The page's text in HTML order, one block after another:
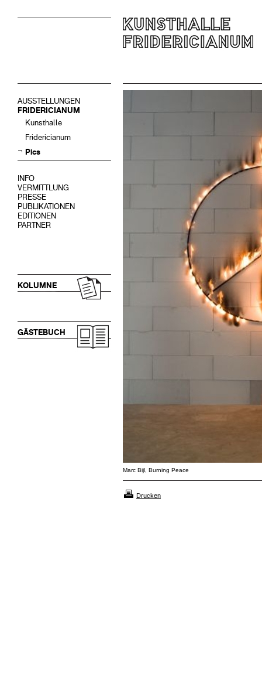
AUSSTELLUNGEN
FRIDERICIANUM
Kunsthalle
Fridericianum
Pics
INFO
VERMITTLUNG
PRESSE
PUBLIKATIONEN
EDITIONEN
PARTNER
KOLUMNE
GÄSTEBUCH
Marc Bijl, Burning Peace
Drucken